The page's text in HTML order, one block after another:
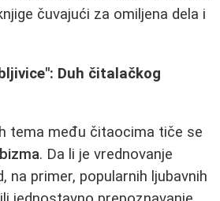
čuvajući za omiljena dela i
Duh čitalačkog
tema među čitaocima tiče se
. Da li je vrednovanje
na primer, popularnih ljubavnih